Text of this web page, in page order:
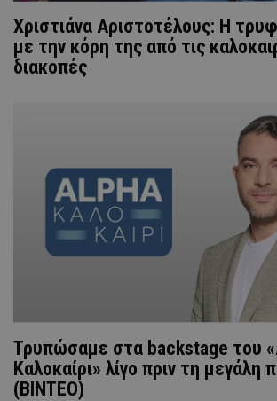
Χριστιάνα Αριστοτέλους: Η
με την κόρη της από τις
διακοπές
Τρυπώσαμε στα backstage του
Καλοκαίρι» λίγο πριν τη μεγάλη
(ΒΙΝΤΕΟ)